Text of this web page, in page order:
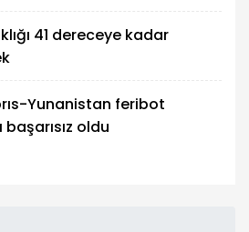
41 dereceye kadar
Yunanistan feribot
başarısız oldu